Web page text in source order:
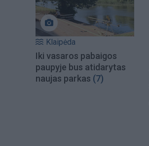
Klaipėda
Iki vasaros pabaigos
paupyje bus atidarytas
naujas parkas (7)